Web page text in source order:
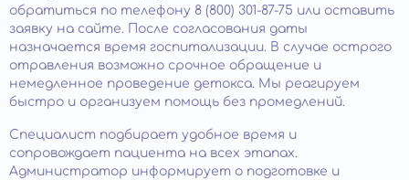
обратиться по телефону 8 (800) 301-87-75 или оставить
заявку на сайте. После согласования даты
назначается время госпитализации. В случае острого
отравления возможно срочное обращение и
немедленное проведение детокса. Мы реагируем
быстро и организуем помощь без промедлений.
Специалист подбирает удобное время и
сопровождает пациента на всех этапах.
Администратор информирует о подготовке и